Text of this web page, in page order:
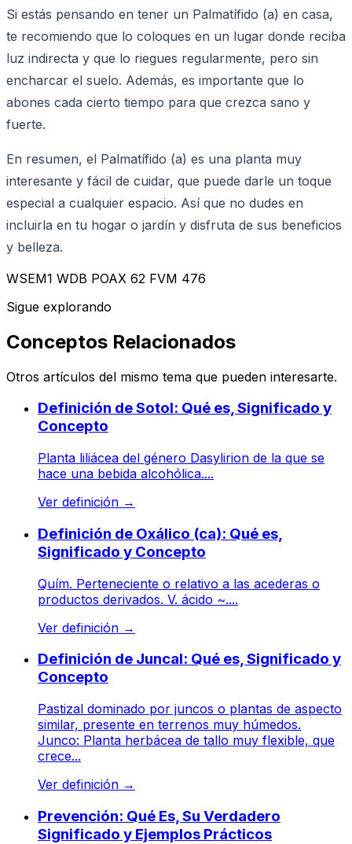
Si estás pensando en tener un Palmatífido (a) en casa,
te recomiendo que lo coloques en un lugar donde reciba
luz indirecta y que lo riegues regularmente, pero sin
encharcar el suelo. Además, es importante que lo
abones cada cierto tiempo para que crezca sano y
fuerte.
En resumen, el Palmatífido (a) es una planta muy
interesante y fácil de cuidar, que puede darle un toque
especial a cualquier espacio. Así que no dudes en
incluirla en tu hogar o jardín y disfruta de sus beneficios
y belleza.
WSEM1 WDB POAX 62 FVM 476
Sigue explorando
Conceptos Relacionados
Otros artículos del mismo tema que pueden interesarte.
Definición de Sotol: Qué es, Significado y
Concepto
Planta liliácea del género Dasylirion de la que se
hace una bebida alcohólica....
Ver definición →
Definición de Oxálico (ca): Qué es,
Significado y Concepto
Quím. Perteneciente o relativo a las acederas o
productos derivados. V. ácido ~....
Ver definición →
Definición de Juncal: Qué es, Significado y
Concepto
Pastizal dominado por juncos o plantas de aspecto
similar, presente en terrenos muy húmedos.
Junco: Planta herbácea de tallo muy flexible, que
crece...
Ver definición →
Prevención: Qué Es, Su Verdadero
Significado y Ejemplos Prácticos